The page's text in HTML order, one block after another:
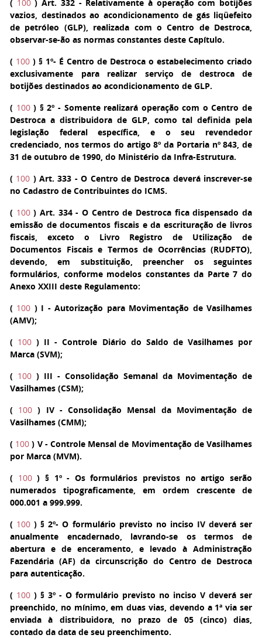
( 100 )Art. 332-Relativamente à operação com botijões
vazios, destinados ao acondicionamento de gás liqüefeito
de petróleo (GLP), realizada com o Centro de Destroca,
observar-se-ão as normas constantes deste Capítulo.
( 100 ) § 1º- É Centro de Destroca o estabelecimento criado
exclusivamente para realizar serviço de destroca de
botijões destinados ao acondicionamento de GLP.
( 100 ) § 2º - Somente realizará operação com o Centro de
Destroca a distribuidora de GLP, como tal definida pela
legislação federal específica, e o seu revendedor
credenciado, nos termos do artigo 8º da Portaria nº 843, de
31 de outubro de 1990, do Ministério da Infra-Estrutura.
( 100 )Art. 333 - O Centro de Destroca deverá inscrever-se
no Cadastro de Contribuintes do ICMS.
( 100 )Art. 334- O Centro de Destroca fica dispensado da
emissão de documentos fiscais e da escrituração de livros
fiscais, exceto o Livro Registro de Utilização de
Documentos Fiscais e Termos de Ocorrências (RUDFTO),
devendo, em substituição, preencher os seguintes
formulários, conforme modelos constantes da Parte 7 do
Anexo XXIII deste Regulamento:
( 100 ) I - Autorização para Movimentação de Vasilhames
(AMV);
( 100 ) II - Controle Diário do Saldo de Vasilhames por
Marca (SVM);
( 100 ) III - Consolidação Semanal da Movimentação de
Vasilhames (CSM);
( 100 ) IV- Consolidação Mensal da Movimentação de
Vasilhames (CMM);
( 100 ) V- Controle Mensal de Movimentação de Vasilhames
por Marca (MVM).
( 100 ) § 1º- Os formulários previstos no artigo serão
numerados tipograficamente, em ordem crescente de
000.001 a 999.999.
( 100 )§ 2º- O formulário previsto no inciso IV deverá ser
anualmente encadernado, lavrando-se os termos de
abertura e de enceramento, e levado à Administração
Fazendária (AF) da circunscrição do Centro de Destroca
para autenticação.
( 100 ) § 3º - O formulário previsto no inciso V deverá ser
preenchido, no mínimo, em duas vias, devendo a 1ª via ser
enviada à distribuidora, no prazo de 05 (cinco) dias,
contado da data de seu preenchimento.